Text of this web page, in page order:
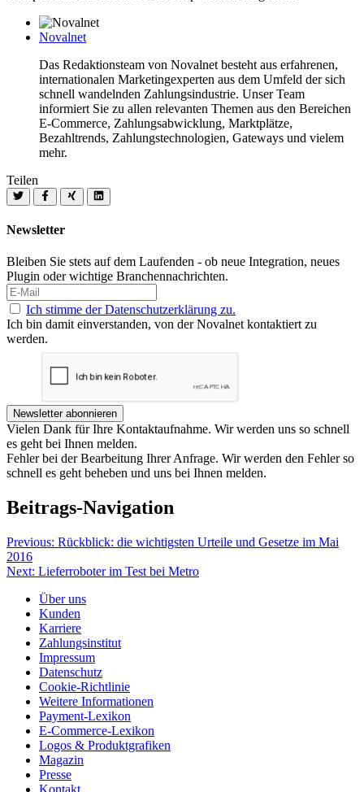
Novalnet
Das Redaktionsteam von Novalnet besteht aus erfahrenen,
internationalen Marketingexperten aus dem Umfeld der sich
schnell wandelnden Zahlungsindustrie. Unser Team
informiert Sie zu allen relevanten Themen aus den Bereichen
E-Commerce, Zahlungsabwicklung, Marktplätze,
Bezahltrends, Zahlungstechnologien, Gateways und vielem
mehr.
Teilen
Newsletter
Bleiben Sie stets auf dem Laufenden - ob neue Integration, neues
Plugin oder wichtige Branchennachrichten.
Ich stimme der Datenschutzerklärung zu.
Ich bin damit einverstanden, von der Novalnet kontaktiert zu
werden.
Newsletter abonnieren
Vielen Dank für Ihre Kontaktaufnahme. Wir werden uns so schnell
es geht bei Ihnen melden.
Fehler bei der Bearbeitung Ihrer Anfrage. Wir werden den Fehler so
schnell es geht beheben und uns bei Ihnen melden.
Beitrags-Navigation
Previous: Rückblick: die wichtigsten Urteile und Gesetze im Mai
2016
Next: Lieferroboter im Test bei Metro
Über uns
Kunden
Karriere
Zahlungsinstitut
Impressum
Datenschutz
Cookie-Richtlinie
Weitere Informationen
Payment-Lexikon
E-Commerce-Lexikon
Logos & Produktgrafiken
Magazin
Presse
Kontakt